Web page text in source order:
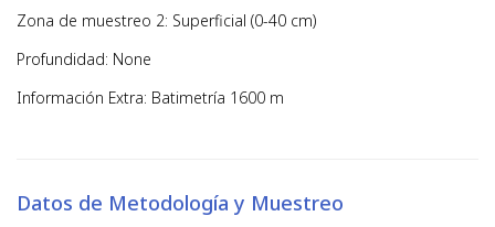
Zona de muestreo 2: Superficial (0-40 cm)
Profundidad: None
Información Extra: Batimetría 1600 m
Datos de Metodología y Muestreo